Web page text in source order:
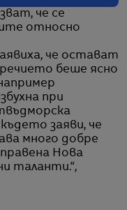
че се
относно
че остават
беше ясно
при
заяви, че
много добре
Нова
таланти.“,